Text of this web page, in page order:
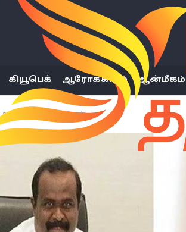
கியூபெக் ஆரோக்கியம் ஆன்மீகம்
அண்மைய செய்திகள்